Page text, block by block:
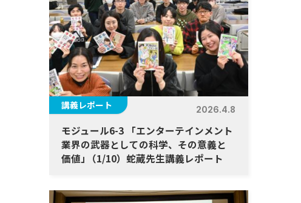
講義レポート 2026.4.8
モジュール6-3 「エンターテインメント
業界の武器としての科学、その意義と
価値」 （1/10）蛇蔵先生講義レポート